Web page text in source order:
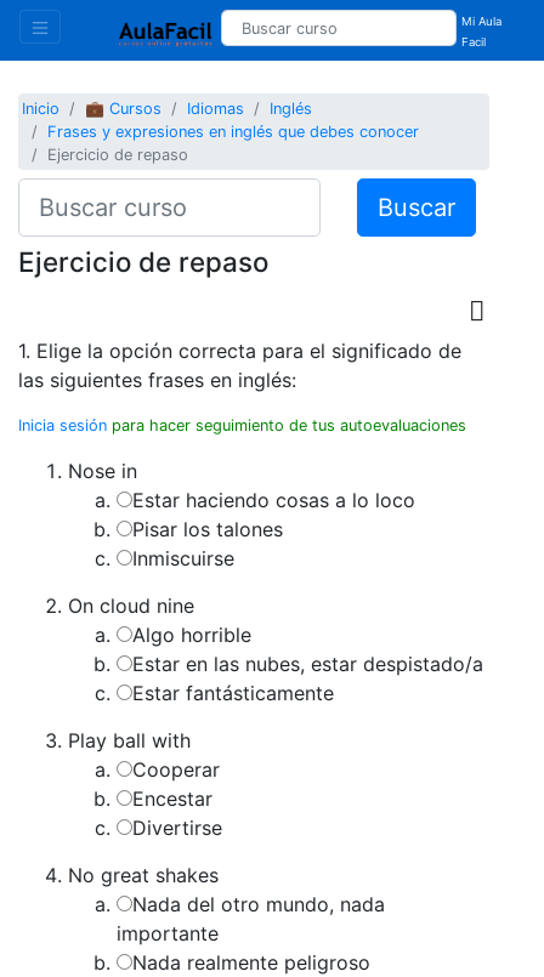
Mi Aula
Facil
Inicio 💼 Cursos Idiomas
Inglés
Frases y expresiones en inglés que debes conocer
Ejercicio de repaso
Buscar
Ejercicio de repaso
1. Elige la opción correcta para el significado de
las siguientes frases en inglés:
Inicia sesión para hacer seguimiento de tus autoevaluaciones
Nose in
Estar haciendo cosas a lo loco
Pisar los talones
Inmiscuirse
On cloud nine
Algo horrible
Estar en las nubes, estar despistado/a
Estar fantásticamente
Play ball with
Cooperar
Encestar
Divertirse
No great shakes
Nada del otro mundo, nada
importante
Nada realmente peligroso